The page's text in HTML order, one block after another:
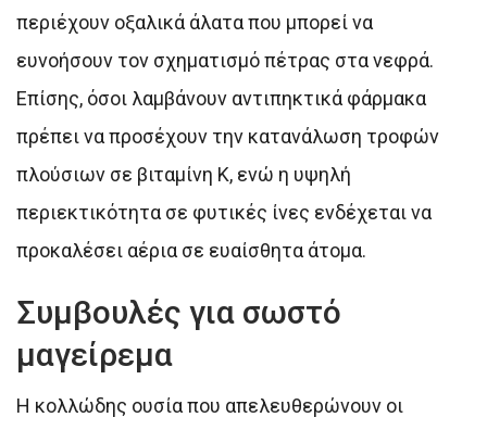
περιέχουν οξαλικά άλατα που μπορεί να
ευνοήσουν τον σχηματισμό πέτρας στα νεφρά.
Επίσης, όσοι λαμβάνουν αντιπηκτικά φάρμακα
πρέπει να προσέχουν την κατανάλωση τροφών
πλούσιων σε βιταμίνη Κ, ενώ η υψηλή
περιεκτικότητα σε φυτικές ίνες ενδέχεται να
προκαλέσει αέρια σε ευαίσθητα άτομα.
Συμβουλές για σωστό
μαγείρεμα
Η κολλώδης ουσία που απελευθερώνουν οι